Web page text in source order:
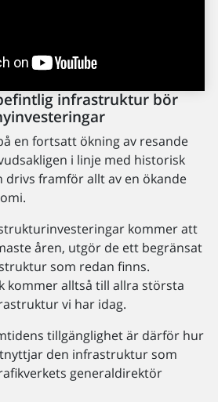
infrastruktur bör
en fortsatt ökning av resande
i linje med historisk
drivs framför allt av en ökande
kommer att
åren, utgör de ett begränsat
som redan finns.
kommer alltså till allra största
vi har idag.
tillgänglighet är därför hur
den infrastruktur som
generaldirektör